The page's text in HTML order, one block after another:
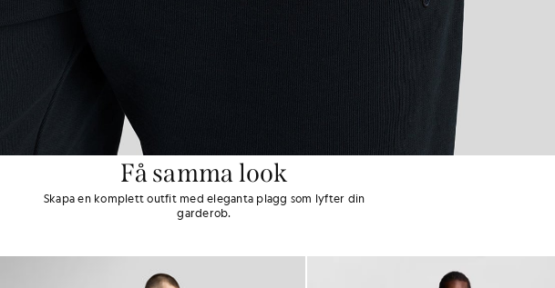
Få samma look
Skapa en komplett outfit med eleganta plagg som lyfter din
garderob.